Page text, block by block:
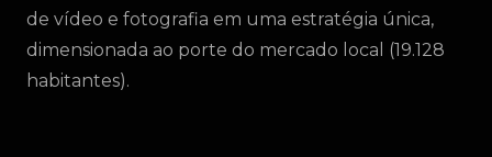
de vídeo e fotografia em uma estratégia única,
dimensionada ao porte do mercado local (19.128
habitantes).